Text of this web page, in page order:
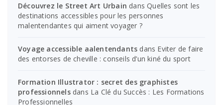
Découvrez le Street Art Urbain dansQuelles sont les
destinations accessibles pour les personnes
malentendantes qui aiment voyager ?
Voyage accessible aalentendants dans Eviter de faire
des entorses de cheville : conseils d’un kiné du sport
Formation Illustrator : secret des graphistes
professionnelsdans La Clé du Succès : Les Formations
Professionnelles